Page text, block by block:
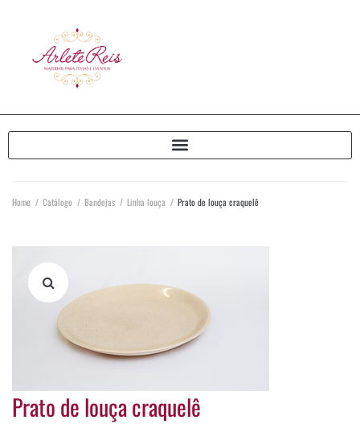
Home / Catálogo / Bandejas / Linha louça / Prato de louça craquelê
Prato de louça craquelê